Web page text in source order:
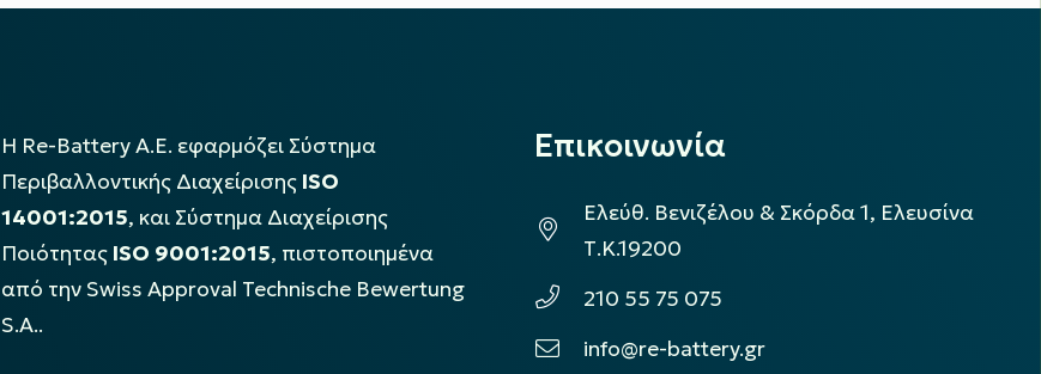
Η Re-Battery Α.Ε. εφαρμόζει Σύστημα
Περιβαλλοντικής Διαχείρισης ISO
14001:2015, και Σύστημα Διαχείρισης
Ποιότητας ISO 9001:2015, πιστοποιημένα
από την Swiss Approval Technische Bewertung
S.A..
Επικοινωνία
Ελεύθ. Βενιζέλου & Σκόρδα 1, Ελευσίνα
Τ.Κ.19200
210 55 75 075
info@re-battery.gr